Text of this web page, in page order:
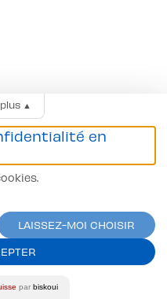
▲
en
LAISSEZ-MOI CHOISIR
par biskoui